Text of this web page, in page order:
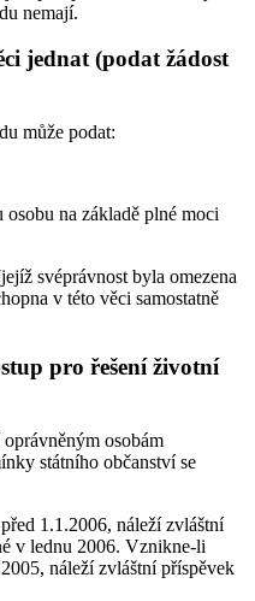
nemají.
jednat (podat žádost
může podat:
na základě plné moci
svéprávnost byla omezena
v této věci samostatně
pro řešení životní
osobám
státního občanství se
1.1.2006, náleží zvláštní
v lednu 2006. Vznikne-li
náleží zvláštní příspěvek